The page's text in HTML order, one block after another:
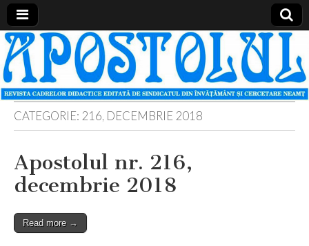
Apostolul
Revista
cadrelor
didactice
din
judetul
Neamt
CATEGORIE: 216, DECEMBRIE 2018
Apostolul nr. 216,
decembrie 2018
Read more →